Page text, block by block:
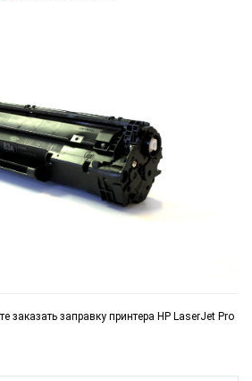
заказать заправку принтера HP LaserJet Pro